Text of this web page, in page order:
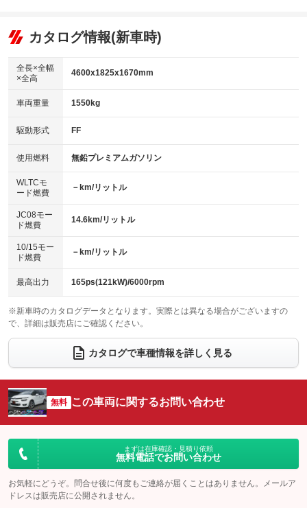
リフトアップ
：装備なし
：装備なし
パワーウィンドウ
アイドリングストップ
：装備なし
USB入力端子
：装備なし
100V電源
：装備なし
センターデフロック
：装備なし
電動格納ミラー
：装備あり
ビジュアル
：装備なし
：装備あり
革シート
キーレス
HID(キセノンライト)
：装備あり
バックカメラ
：装備あり
エアロ
：装備なし
：装備なし
パワーシート
ベンチシート
：装備なし
チップアップシート
：装備なし
：装備なし ：装備なし
ウォークスルー
：装備なし
電動リアゲート フロントカメラ
：装備なし
：装備なし ：装備なし
サイドカメラ
：装備なし ルーフレール
：装備なし
：装備なし
：装備なし
カタログ情報(新車時)
全長×全幅
×全高
4600x1825x1670mm
車両重量 1550kg
駆動形式 FF
使用燃料 無鉛プレミアムガソリン
WLTCモ
ード燃費
－km/リットル
JC08モー
ド燃費
14.6km/リットル
10/15モー
ド燃費
－km/リットル
最高出力 165ps(121kW)/6000rpm
※新車時のカタログデータとなります。実際とは異なる場合がございますの
で、詳細は販売店にご確認ください。
カタログで車種情報を詳しく見る
無料 この車両に関するお問い合わせ
まずは在庫確認・見積り依頼
無料電話でお問い合わせ
お気軽にどうぞ。問合せ後に何度もご連絡が届くことはありません。メールア
ドレスは販売店に公開されません。